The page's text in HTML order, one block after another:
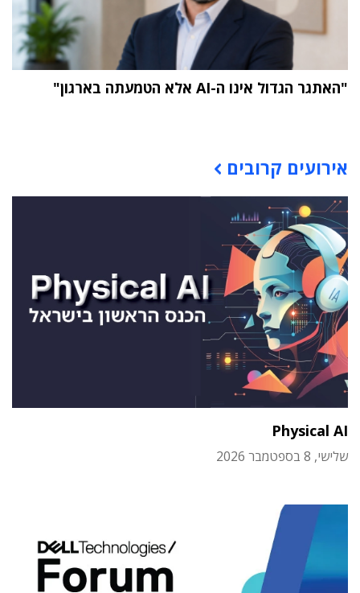
"האתגר הגדול אינו ה-AI אלא הטמעתה בארגון"
אירועים קרובים
Physical AI
שלישי, 8 בספטמבר 2026